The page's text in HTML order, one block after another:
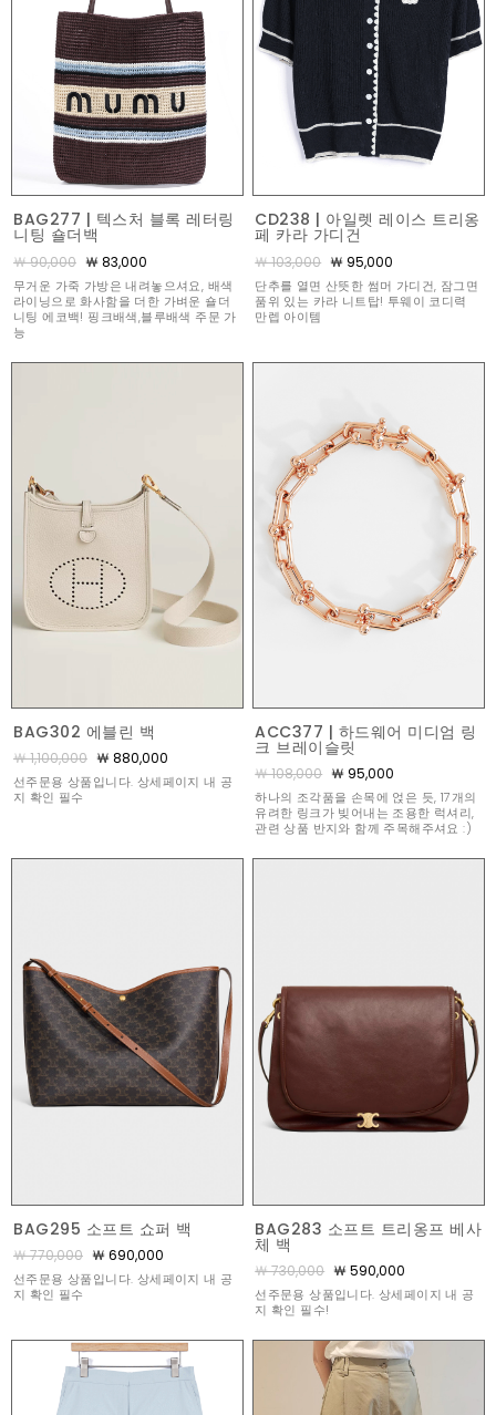
BAG277 | 텍스처 블록 레터링
니팅 숄더백
￦ 90,000 ￦ 83,000
무거운 가죽 가방은 내려놓으셔요, 배색
라이닝으로 화사함을 더한 가벼운 숄더
니팅 에코백! 핑크배색,블루배색 주문 가
능
CD238 | 아일렛 레이스 트리옹
페 카라 가디건
￦ 103,000 ￦ 95,000
단추를 열면 산뜻한 썸머 가디건, 잠그면
품위 있는 카라 니트탑! 투웨이 코디력
만렙 아이템
BAG302 에블린 백
￦ 1,100,000 ￦ 880,000
선주문용 상품입니다. 상세페이지 내 공
지 확인 필수
ACC377 | 하드웨어 미디엄 링
크 브레이슬릿
￦ 108,000 ￦ 95,000
하나의 조각품을 손목에 얹은 듯, 17개의
유려한 링크가 빚어내는 조용한 럭셔리,
관련 상품 반지와 함께 주목해주셔요 :)
BAG295 소프트 쇼퍼 백
￦ 770,000 ￦ 690,000
선주문용 상품입니다. 상세페이지 내 공
지 확인 필수
BAG283 소프트 트리옹프 베사
체 백
￦ 730,000 ￦ 590,000
선주문용 상품입니다. 상세페이지 내 공
지 확인 필수!